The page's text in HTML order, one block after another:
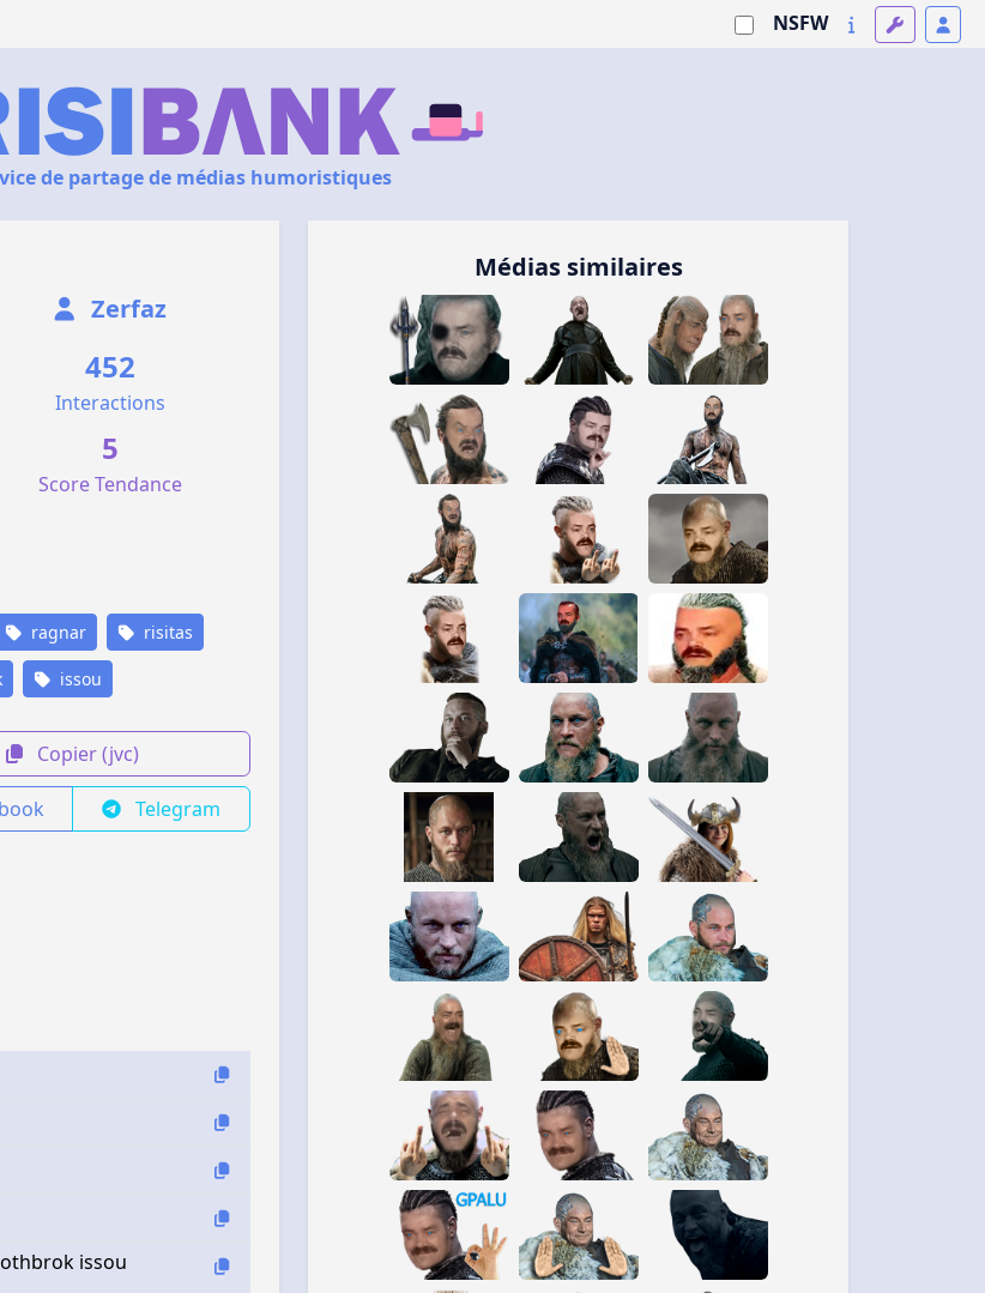
NSFW
de partage de médias humoristiques
Zerfaz
452
Interactions
5
Score Tendance
ragnar risitas
issou
Copier (jvc)
Telegram
issou
Médias similaires